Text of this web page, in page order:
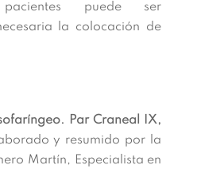
pacientes puede ser
la colocación de
Par Craneal IX,
y resumido por la
Martín, Especialista en